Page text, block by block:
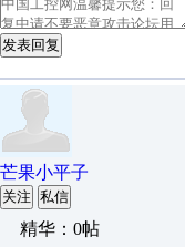
发表回复
芒果小平子
关注 私信
精华：0帖